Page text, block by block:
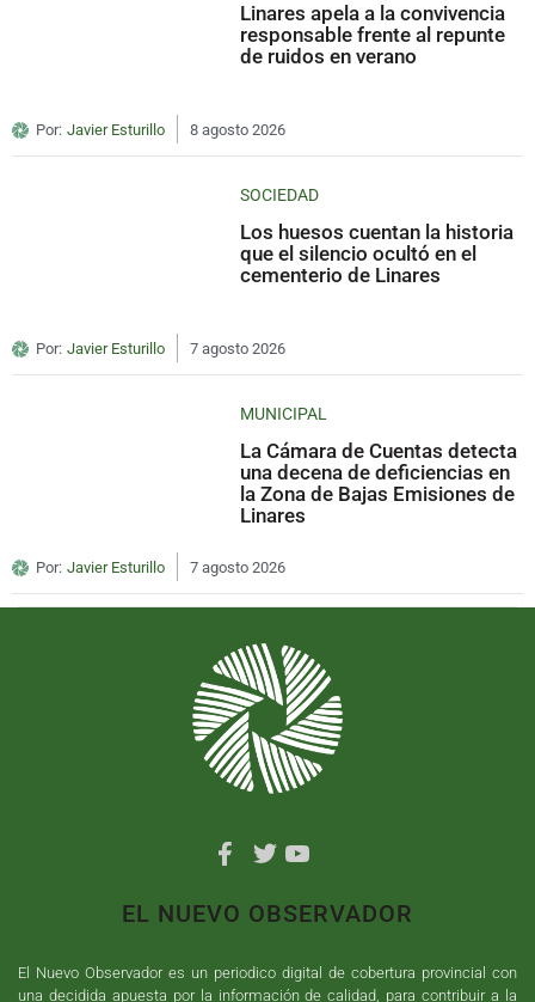
Linares apela a la convivencia
responsable frente al repunte
de ruidos en verano
Por: Javier Esturillo 8 agosto 2026
SOCIEDAD
Los huesos cuentan la historia
que el silencio ocultó en el
cementerio de Linares
Por: Javier Esturillo 7 agosto 2026
MUNICIPAL
La Cámara de Cuentas detecta
una decena de deficiencias en
la Zona de Bajas Emisiones de
Linares
Por: Javier Esturillo 7 agosto 2026
EL NUEVO OBSERVADOR
El Nuevo Observador es un periodico digital de cobertura provincial con
una decidida apuesta por la información de calidad, para contribuir a la